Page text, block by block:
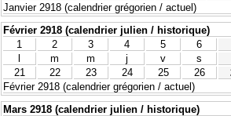
Janvier 2918 (calendrier grégorien / actuel)
Février 2918 (calendrier julien / historique)
1
2 3 4 5 6
m m j v s
21
22 23 24 25 26
Février 2918 (calendrier grégorien / actuel)
Mars 2918 (calendrier julien / historique)